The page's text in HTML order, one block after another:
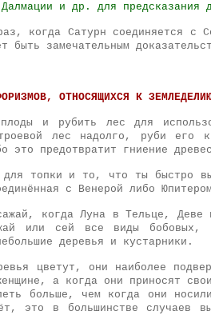
и др. для предсказания
когда Сатурн соединяется с
быть замечательным
ОТНОСЯЩИХСЯ К
и рубить лес для
лес надолго, руби его
это предотвратит гниение
топки и то, что ты быстро
с Венерой либо
когда Луна в Тельце, Деве
или сей все виды
деревья и кустарники.
цветут, они наиболее
а когда они приносят
больше, чем когда они
это в большинстве случаев